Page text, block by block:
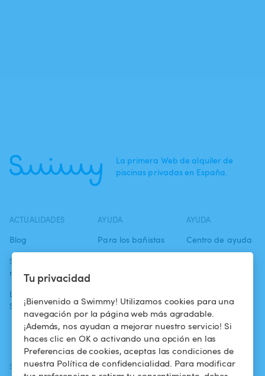
Tu privacidad
¡Bienvenido a Swimmy! Utilizamos cookies para una
navegación por la página web más agradable.
¡Además, nos ayudan a mejorar nuestro servicio! Si
haces clic en OK o activando una opción en las
Preferencias de cookies, aceptas las condiciones de
nuestra Política de confidencialidad. Para modificar
La primera Web de alquiler de
piscinas privadas en España.
ACTUALIDADES
Blog
Swimmy en los
medios
La aventura
Swimmy
AYUDA
Para los bañistas
piscina
¿Cómo funciona?
AYUDA
Centro de ayuda
confidencialidad
Aviso legal
SÍGUENOS DESCARGAR LA APP